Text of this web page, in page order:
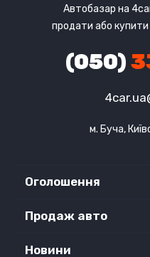
Автобазар на
продати або
(050)
м. Буча,
Оголошення
Продаж авто
Новини